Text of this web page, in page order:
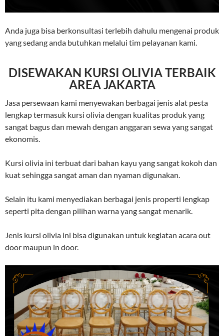
Anda juga bisa berkonsultasi terlebih dahulu mengenai produk
yang sedang anda butuhkan melalui tim pelayanan kami.
DISEWAKAN KURSI OLIVIA TERBAIK
AREA JAKARTA
Jasa persewaan kami menyewakan berbagai jenis alat pesta
lengkap termasuk kursi olivia dengan kualitas produk yang
sangat bagus dan mewah dengan anggaran sewa yang sangat
ekonomis.
Kursi olivia ini terbuat dari bahan kayu yang sangat kokoh dan
kuat sehingga sangat aman dan nyaman digunakan.
Selain itu kami menyediakan berbagai jenis properti lengkap
seperti pita dengan pilihan warna yang sangat menarik.
Jenis kursi olivia ini bisa digunakan untuk kegiatan acara out
door maupun in door.